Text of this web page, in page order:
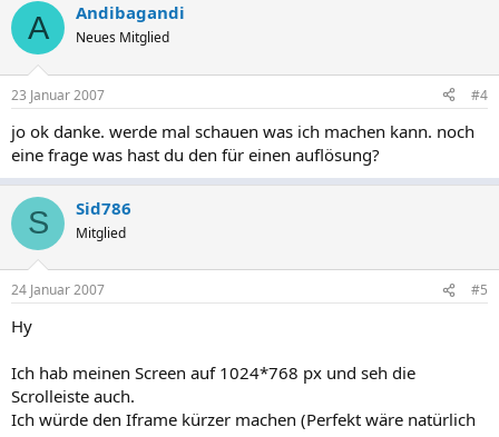
A Andibagandi
Neues Mitglied
23 Januar 2007 #4
jo ok danke. werde mal schauen was ich machen kann. noch
eine frage was hast du den für einen auflösung?
S Sid786
Mitglied
24 Januar 2007 #5
Hy
Ich hab meinen Screen auf 1024*768 px und seh die
Scrolleiste auch.
Ich würde den Iframe kürzer machen (Perfekt wäre natürlich